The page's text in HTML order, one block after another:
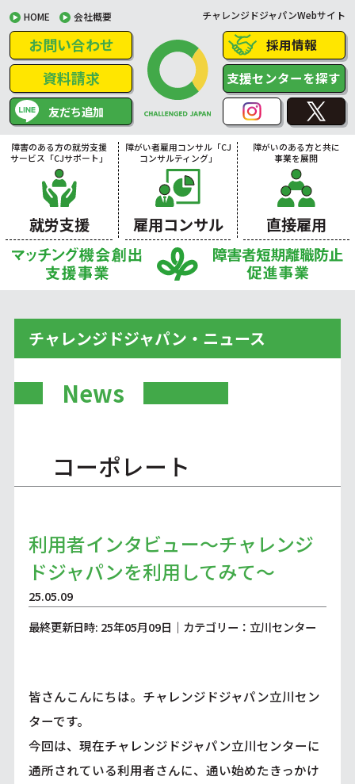
HOME 会社概要 チャレンジドジャパンWebサイト
お問い合わせ
資料請求
友だち追加
採用情報
支援センターを探す
障害のある方の就労支援
サービス「CJサポート」
就労支援
障がい者雇用コンサル「CJ
コンサルティング」
雇用コンサル
障がいのある方と共に
事業を展開
直接雇用
チャレンジドジャパン・ニュース
News
コーポレート
利用者インタビュー～チャレンジ
ドジャパンを利用してみて～
25.05.09
最終更新日時: 25年05月09日｜カテゴリー：立川センター
皆さんこんにちは。チャレンジドジャパン立川セン
ターです。
今回は、現在チャレンジドジャパン立川センターに
通所されている利用者さんに、通い始めたきっかけ